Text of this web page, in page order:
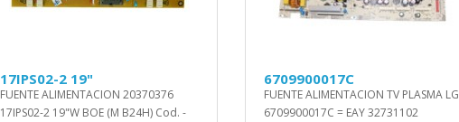
17IPS02-2 19"
FUENTE ALIMENTACION 20370376
17IPS02-2 19"W BOE (M B24H) Cod. -
6709900017C
FUENTE ALIMENTACION TV PLASMA LG
6709900017C = EAY 32731102